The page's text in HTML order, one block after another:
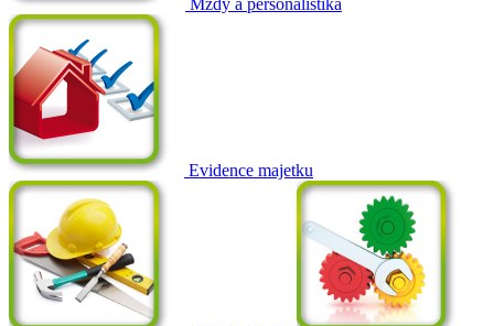
Mzdy a personalistika
Evidence majetku